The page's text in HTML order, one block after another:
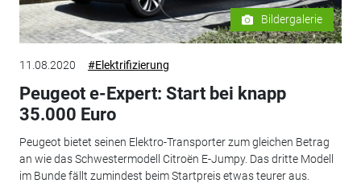
Bildergalerie
11.08.2020 #Elektrifizierung
Peugeot e-Expert: Start bei knapp
35.000 Euro
Peugeot bietet seinen Elektro-Transporter zum gleichen Betrag
an wie das Schwestermodell Citroën E-Jumpy. Das dritte Modell
im Bunde fällt zumindest beim Startpreis etwas teurer aus.